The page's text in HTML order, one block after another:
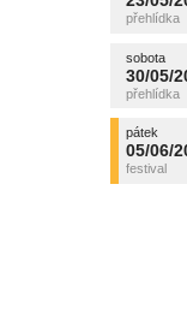
sobota
sobota
30/05/
sobota
30/05/
pátek
05/06/
pátek
05/06/